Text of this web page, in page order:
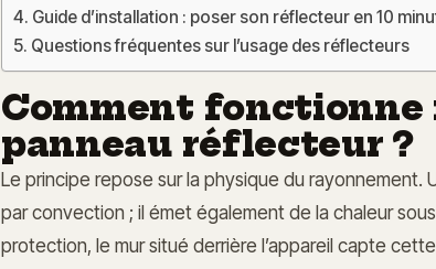
Guide d’installation : poser son réflecteur en 10
Questions fréquentes sur l’usage des réflecteurs
Comment
panneau réflecteur ?
Le principe repose sur la physique du rayonnement.
par convection ; il émet également de la chaleur
protection, le mur situé derrière l’appareil capte